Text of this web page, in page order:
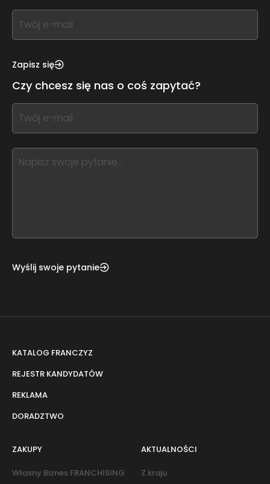
If
you
this,
this
form
field
blank
Zapisz się
Czy chcesz się nas o coś zapytać?
If
you
this,
leave
Wyślij swoje pytanie
KATALOG FRANCZYZ
REJESTR KANDYDATÓW
REKLAMA
DORADZTWO
ZAKUPY
Własny Biznes FRANCHISING
AKTUALNOŚCI
Z kraju